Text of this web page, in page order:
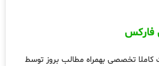
فارکس
تخصصی بهمراه مطالب بروز توسط